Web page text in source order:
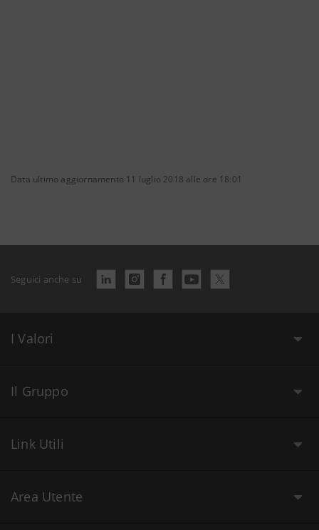
Data ultimo aggiornamento 11 luglio 2018 alle ore 18:01
Seguici anche su
I Valori
Il Gruppo
Link Utili
Area Utente